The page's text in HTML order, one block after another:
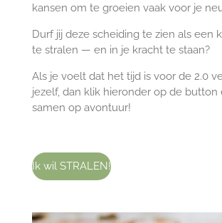
kansen om te groeien vaak voor je
Durf jij deze scheiding te zien als een
te stralen — en in je kracht te staan?
Als je voelt dat het tijd is voor de 2.0
jezelf, dan klik hieronder op de button
samen op avontuur!
Ik wil STRALEN!